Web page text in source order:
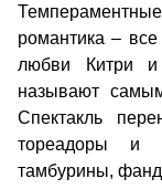
романтика –
любви Китри и
называют
Спектакль
тореадоры и
тамбурины,